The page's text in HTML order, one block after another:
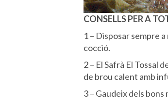
CONSELLS PER A
1 – Disposar sempre
cocció.
2 – El Safrà El Tossal
de brou calent amb
3 – Gaudeix dels bons